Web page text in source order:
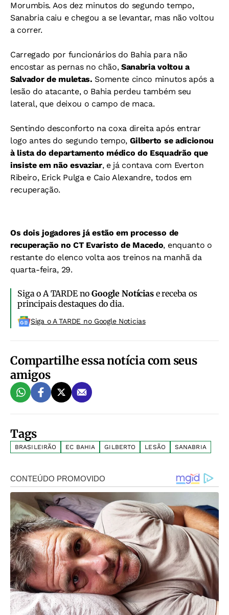
Morumbis. Aos dez minutos do segundo tempo,
Sanabria caiu e chegou a se levantar, mas não voltou
a correr.
Carregado por funcionários do Bahia para não
encostar as pernas no chão,Sanabria voltou a
Salvador de muletas. Somente cinco minutos após a
lesão do atacante, o Bahia perdeu também seu
lateral, que deixou o campo de maca.
Sentindo desconforto na coxa direita após entrar
logo antes do segundo tempo, Gilberto se adicionou
à lista do departamento médico do Esquadrão que
insiste em não esvaziar, e já contava com Everton
Ribeiro, Erick Pulga e Caio Alexandre, todos em
recuperação.
Os dois jogadores já estão em processo de
recuperação no CT Evaristo de Macedo, enquanto o
restante do elenco volta aos treinos na manhã da
quarta-feira, 29.
Siga o A TARDE noGoogle Notíciase receba os
principais destaques do dia.
Siga o A TARDE no Google Noticias
Compartilhe essa notícia com seus
amigos
Tags
BRASILEIRÃO EC BAHIA GILBERTO LESÃO SANABRIA